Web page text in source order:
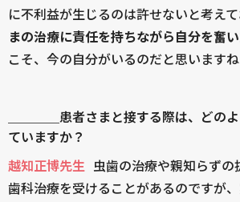
に不利益が生じるのは許せないと考えて
まの治療に責任を持ちながら自分を奮
こそ、今の自分がいるのだと思いますね
＿＿＿＿患者さまと接する際は、どの
ていますか？
越知正博先生
虫歯の治療や親知らずの
歯科治療を受けることがあるのですが